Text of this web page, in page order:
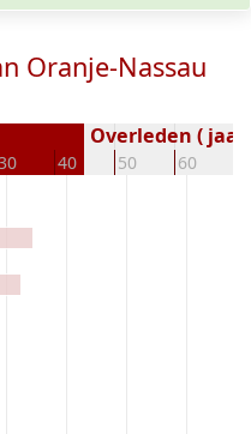
Oranje-Nassau
40 50 60
Overleden (